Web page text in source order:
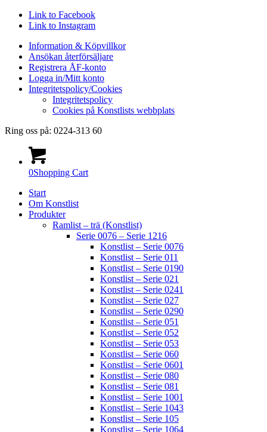
Link to Facebook
Link to Instagram
Information & Köpvillkor
Ansökan återförsäljare
Registrera ÅF-konto
Logga in/Mitt konto
Integritetspolicy/Cookies
Integritetspolicy
Cookies på Konstlists webbplats
Ring oss på: 0224-313 60
0Shopping Cart
Start
Om Konstlist
Produkter
Ramlist – trä (Konstlist)
Serie 0076 – Serie 1216
Konstlist – Serie 0076
Konstlist – Serie 011
Konstlist – Serie 0190
Konstlist – Serie 021
Konstlist – Serie 0241
Konstlist – Serie 027
Konstlist – Serie 0290
Konstlist – Serie 051
Konstlist – Serie 052
Konstlist – Serie 053
Konstlist – Serie 060
Konstlist – Serie 0601
Konstlist – Serie 080
Konstlist – Serie 081
Konstlist – Serie 1001
Konstlist – Serie 1043
Konstlist – Serie 105
Konstlist – Serie 1064